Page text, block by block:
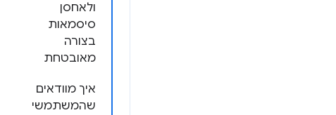
ולאחסן
סיסמאות
בצורה
מאובטחת
איך מוודאים
שהמשתמשי